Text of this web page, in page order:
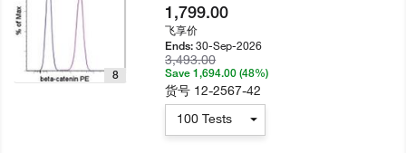
8
1,799.00
飞享价
Ends:30-Sep-2026
3,493.00
Save 1,694.00 (48%)
货号 12-2567-42
100 Tests